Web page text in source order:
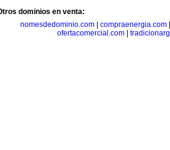
dominios en venta:
nomesdedominio.com| compraenergia.com
ofertacomercial.com